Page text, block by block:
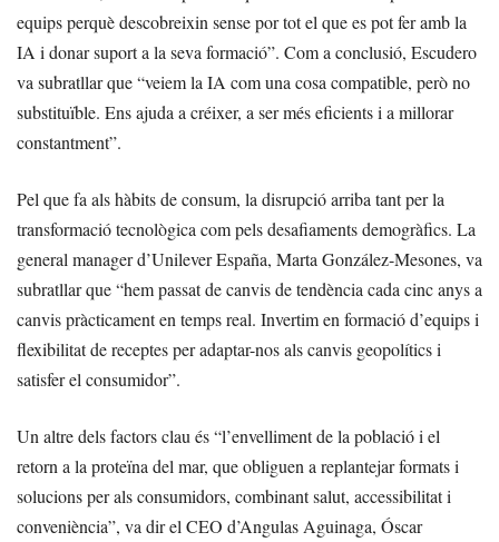
equips perquè descobreixin sense por tot el que es pot fer amb la
IA i donar suport a la seva formació”. Com a conclusió, Escudero
va subratllar que “veiem la IA com una cosa compatible, però no
substituïble. Ens ajuda a créixer, a ser més eficients i a millorar
constantment”.
Pel que fa als hàbits de consum, la disrupció arriba tant per la
transformació tecnològica com pels desafiaments demogràfics. La
general manager d’Unilever España, Marta González-Mesones, va
subratllar que “hem passat de canvis de tendència cada cinc anys a
canvis pràcticament en temps real. Invertim en formació d’equips i
flexibilitat de receptes per adaptar-nos als canvis geopolítics i
satisfer el consumidor”.
Un altre dels factors clau és “l’envelliment de la població i el
retorn a la proteïna del mar, que obliguen a replantejar formats i
solucions per als consumidors, combinant salut, accessibilitat i
conveniència”, va dir el CEO d’Angulas Aguinaga, Óscar